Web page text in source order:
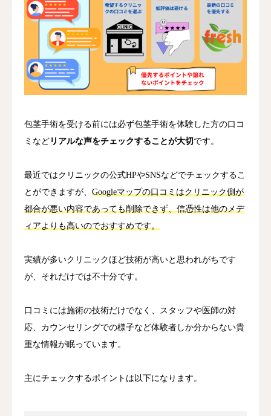
包茎手術を受ける前には必ず包茎手術を体験した方の口コ
ミなど リアルな声をチェックすることが大切 です。
最近ではクリニックの公式HPやSNSなどでチェックするこ
とができますが、 Googleマップの口コミはクリニック側が
都合が悪い内容であっても削除できず、信憑性は他のメデ
ィアよりも高いのでおすすめです。
実績が多いクリニックほど技術が高いと思われがちです
が、それだけでは不十分です。
口コミには施術の技術だけでなく、スタッフや医師の対
応、カウンセリングでの様子など体験者しか分からない貴
重な情報が眠っています。
主にチェックするポイントは以下になります。